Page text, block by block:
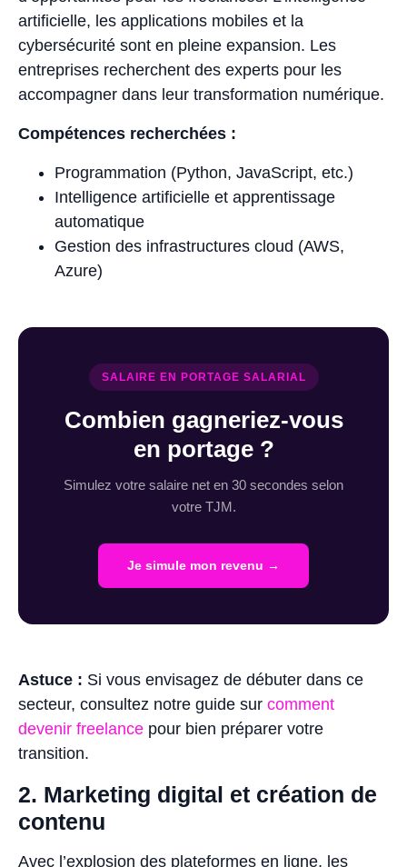
artificielle, les applications mobiles et la
cybersécurité sont en pleine expansion. Les
entreprises recherchent des experts pour les
accompagner dans leur transformation numérique.
Compétences recherchées :
Programmation (Python, JavaScript, etc.)
Intelligence artificielle et apprentissage
automatique
Gestion des infrastructures cloud (AWS,
Azure)
SALAIRE EN PORTAGE SALARIAL
Combien gagneriez-vous
en portage ?
Simulez votre salaire net en 30 secondes selon
votre TJM.
Je simule mon revenu →
Astuce : Si vous envisagez de débuter dans ce
secteur, consultez notre guide sur comment
devenir freelance pour bien préparer votre
transition.
2. Marketing digital et création de
contenu
Avec l’explosion des plateformes en ligne, les